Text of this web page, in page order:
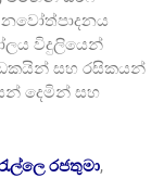
විදුලියෙන්
සහ රසිකයන්
දෙමින් සහ
රජතුමා,